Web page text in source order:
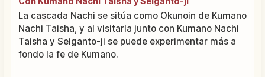
La cascada Nachi se sitúa como Okunoin de Kumano
Nachi Taisha, y al visitarla junto con Kumano Nachi
Taisha y Seiganto-ji se puede experimentar más a
fondo la fe de Kumano.